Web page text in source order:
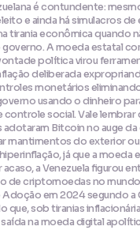
é contundente:
e ainda há simulacros
tirania econômica quando
governo. A moeda estatal
política virou
deliberada
monetários
usando o dinheiro
controle social. Vale lembrar
adotaram Bitcoin no auge
mantimentos do exterior
já que a moeda
a Venezuela figurou
de criptomoedas no
em 2024 segundo a
que, sob tiranias
saída na moeda digital